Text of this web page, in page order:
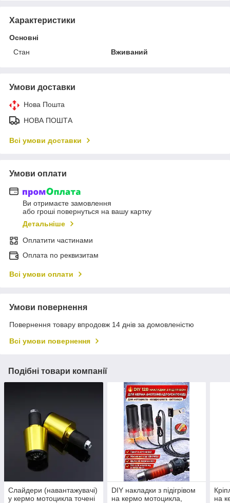
Характеристики
Основні
Стан
Вживаний
Умови доставки
Нова Пошта
НОВА ПОШТА
Всі умови доставки
Умови оплати
Ви отримаєте замовлення
або гроші повернуться на вашу картку
Детальніше
Оплатити частинами
Оплата по реквизитам
Всі умови оплати
Умови повернення
Повернення товару впродовж 14 днів за домовленістю
Всі умови повернення
Подібні товари компанії
Слайдери (навантажувачі)
у кермо мотоцикла точені
DIY накладки з підігрівом
на кермо мотоцикла,
на